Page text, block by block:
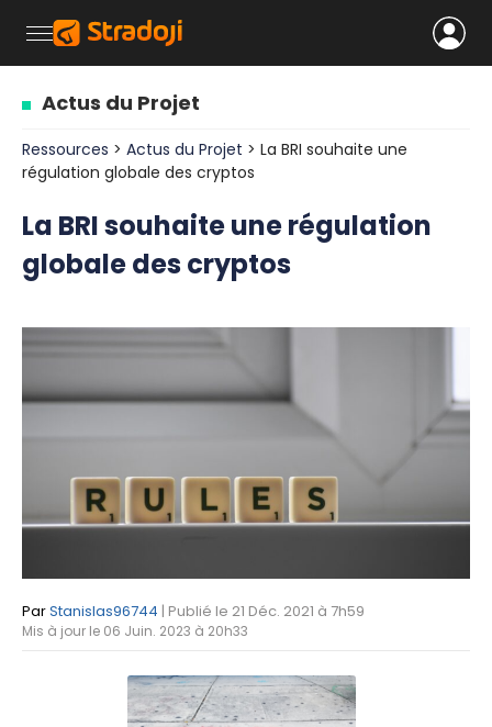
Actus du Projet
Ressources > Actus du Projet > La BRI souhaite une
régulation globale des cryptos
La BRI souhaite une régulation
globale des cryptos
ParStanislas96744 | Publié le 21 Déc. 2021 à 7h59
Mis à jour le 06 Juin. 2023 à 20h33